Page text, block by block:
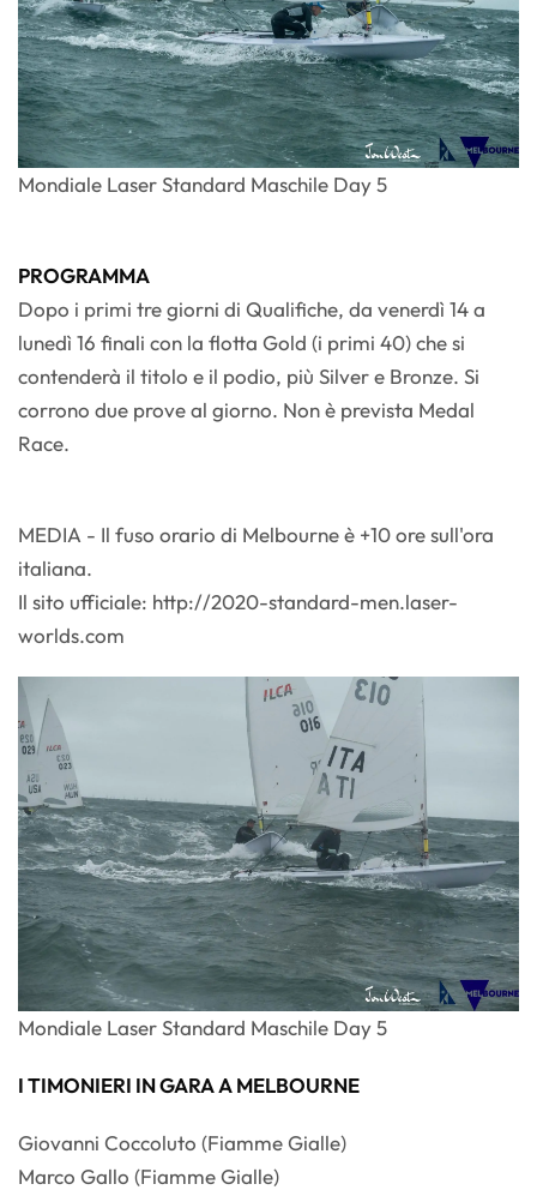
Mondiale Laser Standard Maschile Day 5
PROGRAMMA
Dopo i primi tre giorni di Qualifiche, da venerdì 14 a
lunedì 16 finali con la flotta Gold (i primi 40) che si
contenderà il titolo e il podio, più Silver e Bronze. Si
corrono due prove al giorno. Non è prevista Medal
Race.
MEDIA - Il fuso orario di Melbourne è +10 ore sull'ora
italiana.
Il sito ufficiale: http://2020-standard-men.laser-
worlds.com
Mondiale Laser Standard Maschile Day 5
I TIMONIERI IN GARA A MELBOURNE
Giovanni Coccoluto (Fiamme Gialle)
Marco Gallo (Fiamme Gialle)